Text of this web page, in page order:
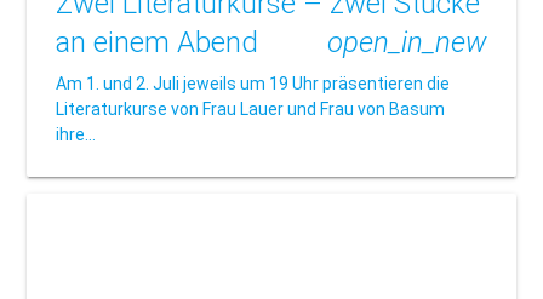
an einem Abend
open_in_new
Am 1. und 2. Juli jeweils um 19 Uhr präsentieren die
Literaturkurse von Frau Lauer und Frau von Basum
ihre…